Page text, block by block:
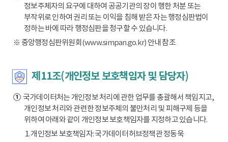
정보주체자의 요구에 대하여 공공기관의 장이 행한 처분 또는
부작위로 인하여 권리 또는 이익을 침해 받은 자는 행정심판법이
정하는 바에 따라 행정심판을 청구할 수 있습니다.
※ 중앙행정심판위원회(www.simpan.go.kr) 안내 참조
제11조(개인정보 보호책임자 및 담당자)
①국가데이터처는 개인정보 처리에 관한 업무를 총괄해서 책임지고,
개인정보 처리와 관련한 정보주체의 불만처리 및 피해구제 등을
위하여 아래와 같이 개인정보 보호책임자를 지정하고 있습니다.
1. 개인정보 보호책임자: 국가데이터허브정책관 정동욱